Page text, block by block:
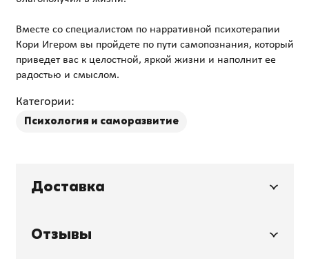
Вместе со специалистом по нарративной психотерапии
Кори Игером вы пройдете по пути самопознания, который
приведет вас к целостной, яркой жизни и наполнит ее
Категории:
Психология и саморазвитие
Доставка
Отзывы